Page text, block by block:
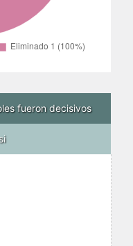
fueron decisivos